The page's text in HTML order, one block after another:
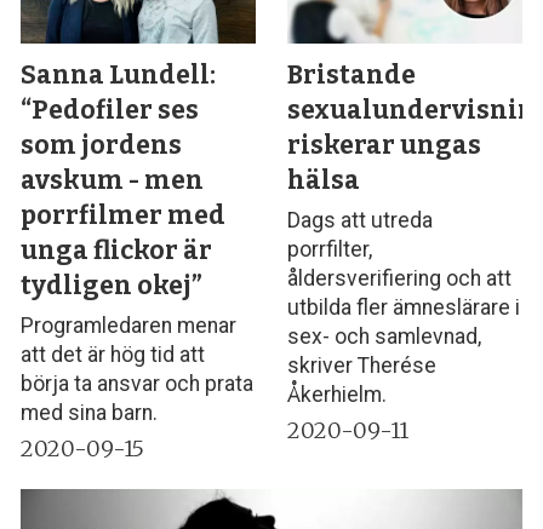
Sanna Lundell:
“Pedofiler ses
som jordens
avskum - men
porrfilmer med
unga flickor är
tydligen okej”
Programledaren menar
att det är hög tid att
börja ta ansvar och prata
med sina barn.
2020-09-15
Bristande
riskerar ungas
hälsa
Dags att utreda
porrfilter,
åldersverifiering och att
utbilda fler ämneslärare i
sex- och samlevnad,
skriver Therése
Åkerhielm.
2020-09-11